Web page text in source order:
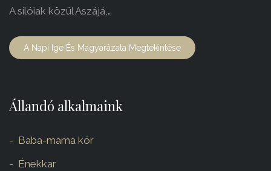
A sílóiak közül Aszájá,…
A Napi Ige És Magyarázata Megtekintése
Állandó alkalmaink
Baba-mama kör
Énekkar